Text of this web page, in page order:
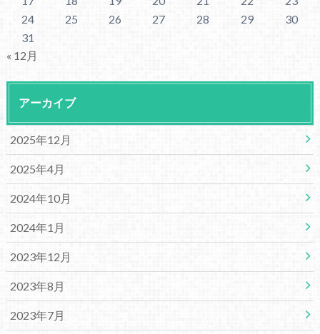
24
25 26 27 28 29
30
31
« 12月
アーカイブ
2025年12月
2025年4月
2024年10月
2024年1月
2023年12月
2023年8月
2023年7月